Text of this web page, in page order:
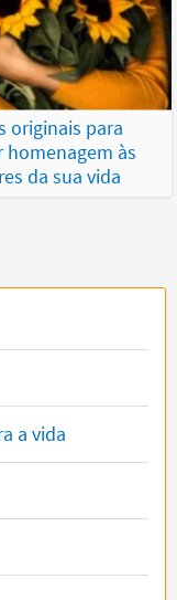
originais para
homenagem às
da sua vida
a vida